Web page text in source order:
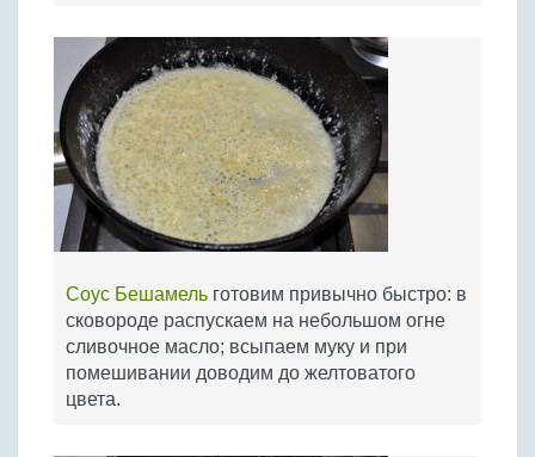
Соус Бешамель готовим привычно быстро: в
сковороде распускаем на небольшом огне
сливочное масло; всыпаем муку и при
помешивании доводим до желтоватого
цвета.